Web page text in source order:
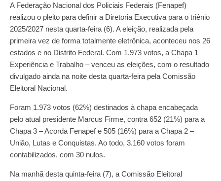
A Federação Nacional dos Policiais Federais (Fenapef)
realizou o pleito para definir a Diretoria Executiva para o triênio
2025/2027 nesta quarta-feira (6). A eleição, realizada pela
primeira vez de forma totalmente eletrônica, aconteceu nos 26
estados e no Distrito Federal. Com 1.973 votos, a Chapa 1 –
Experiência e Trabalho – venceu as eleições, com o resultado
divulgado ainda na noite desta quarta-feira pela Comissão
Eleitoral Nacional.
Foram 1.973 votos (62%) destinados à chapa encabeçada
pelo atual presidente Marcus Firme, contra 652 (21%) para a
Chapa 3 – Acorda Fenapef e 505 (16%) para a Chapa 2 –
União, Lutas e Conquistas. Ao todo, 3.160 votos foram
contabilizados, com 30 nulos.
Na manhã desta quinta-feira (7), a Comissão Eleitoral